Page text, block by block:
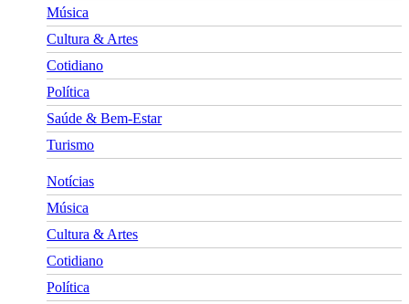
Música
Cultura & Artes
Cotidiano
Política
Saúde & Bem-Estar
Turismo
Notícias
Música
Cultura & Artes
Cotidiano
Política